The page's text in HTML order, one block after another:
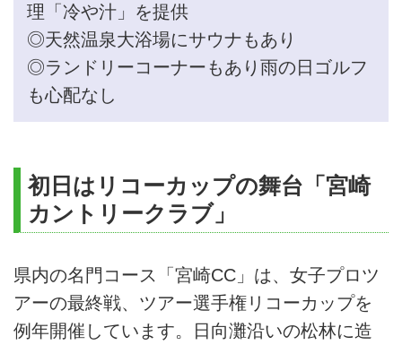
理「冷や汁」を提供
◎天然温泉大浴場にサウナもあり
◎ランドリーコーナーもあり雨の日ゴルフ
も心配なし
初日はリコーカップの舞台「宮崎
カントリークラブ」
県内の名門コース「宮崎CC」は、女子プロツ
アーの最終戦、ツアー選手権リコーカップを
例年開催しています。日向灘沿いの松林に造